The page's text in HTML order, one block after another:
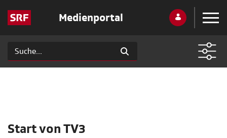
Medienportal
Start von TV3